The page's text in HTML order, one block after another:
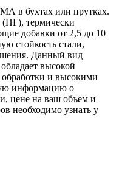
в бухтах или прутках.
термически
добавки от 2,5 до 10
стойкость стали,
Данный вид
высокой
обработки и высокими
информацию о
цене на ваш объем и
необходимо узнать у